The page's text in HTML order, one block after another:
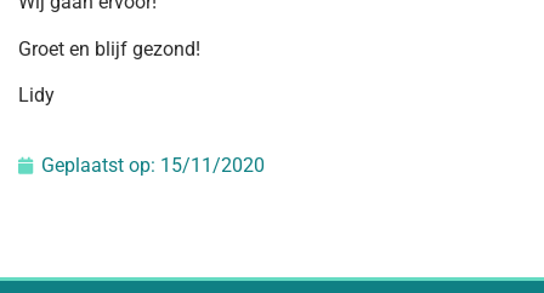
Groet en blijf gezond!
Lidy
Geplaatst op: 15/11/2020